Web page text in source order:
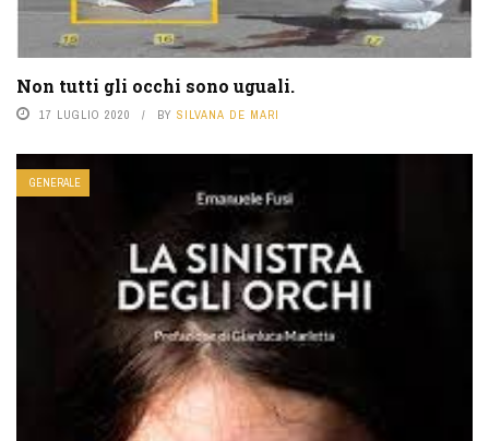
Non tutti gli occhi sono uguali.
17 LUGLIO 2020 BY SILVANA DE MARI
GENERALE